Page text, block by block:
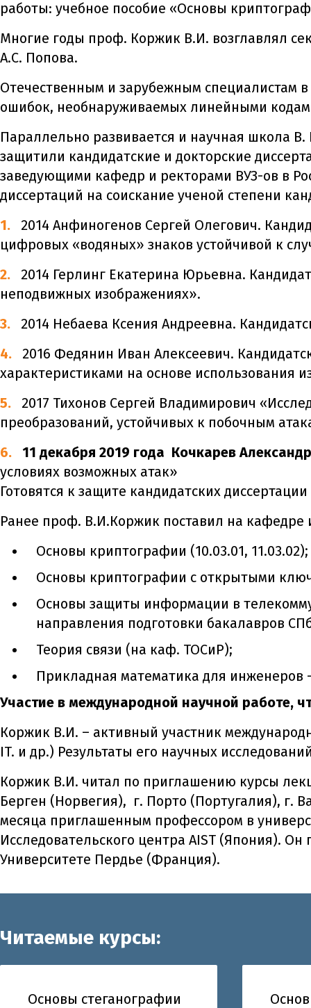
работы: учебное пособие «Основы
Многие годы проф. Коржик В.И. возглавлял
А.С. Попова.
Отечественным и зарубежным специалистам
ошибок, необнаруживаемых линейными
Параллельно развивается и научная школа
защитили кандидатские и докторские
заведующими кафедр и ректорами ВУЗ-ов в
диссертаций на соискание ученой степени
2014 Анфиногенов Сергей Олегович.
цифровых «водяных» знаков устойчивой к
2014 Герлинг Екатерина Юрьевна.
неподвижных изображениях».
2014 Небаева Ксения Андреевна.
2016 Федянин Иван Алексеевич.
характеристиками на основе использования
2017 Тихонов Сергей Владимирович
преобразований, устойчивых к побочным
11 декабря 2019 года Кочкарев
условиях возможных атак»
Готовятся к защите кандидатских
Ранее проф. В.И.Коржик поставил на
Основы криптографии (10.03.01, 11.03.02);
Основы криптографии с открытыми
Основы защиты информации в
направления подготовки бакалавров
Теория связи (на каф. ТОСиР);
Прикладная математика для инженеров
Участие в международной научной работе,
Коржик В.И. – активный участник
IT. и др.) Результаты его научных
Коржик В.И. читал по приглашению курсы
Берген (Норвегия), г. Порто (Португалия), г.
месяца приглашенным профессором в
Исследовательского центра AIST (Япония).
Университете Пердье (Франция).
Читаемые курсы:
Основы стеганографии